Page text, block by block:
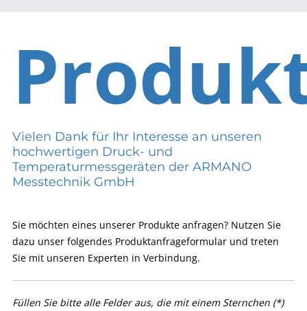
Vielen Dank für Ihr Interesse an unseren
hochwertigen Druck- und
Temperaturmessgeräten der ARMANO
Messtechnik GmbH
Sie möchten eines unserer Produkte anfragen? Nutzen Sie
dazu unser folgendes Produktanfrageformular und treten
Sie mit unseren Experten in Verbindung.
Füllen Sie bitte alle Felder aus, die mit einem Sternchen (*)